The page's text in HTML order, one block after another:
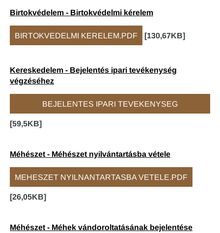
Birtokvédelem - Birtokvédelmi kérelem
BIRTOKVEDELMI KERELEM.PDF [130,67KB]
Kereskedelem - Bejelentés ipari tevékenység
végzéséhez
BEJELENTES IPARI TEVEKENYSEG
[59,5KB]
Méhészet - Méhészet nyilvántartásba vétele
MEHESZET NYILNANTARTASBA VETELE.PDF
[26,05KB]
Méhészet - Méhek vándoroltatásának bejelentése